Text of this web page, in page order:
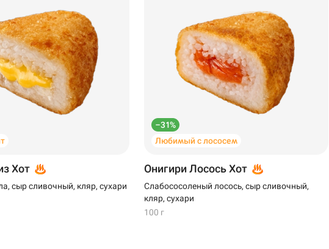
Хот
сыр сливочный, кляр, сухари
–31%
Любимый с лососем
Онигири Лосось Хот
Слабососоленый лосось, сыр сливочный,
кляр, сухари
100 г